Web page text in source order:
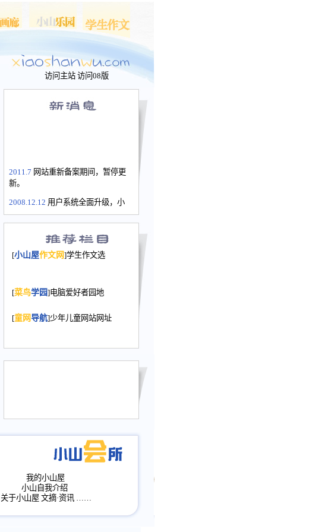
访问主站 访问08版
2011.7 网站重新备案期间，暂停更
新。
2008.12.12 用户系统全面升级，小
长会、家园网－个人空间，用户一
次注册全部通行。
2008.12.12家园网正式运行，域
年，2009版提前启用，小山屋全面
小山画廊均增加多个新栏目。。
评分、顶功能，作文宝典改版。
[小山屋作文网]学生作文选
[菜鸟学园]电脑爱好者园地
[童网导航]少年儿童网站网址
我的小山屋
小山自我介绍
关于小山屋 文摘·资讯 ……